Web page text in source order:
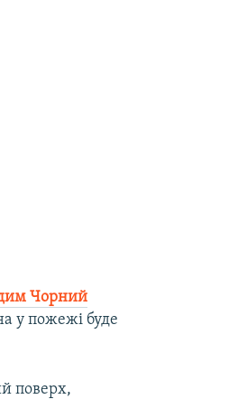
Чорний
у пожежі буде
поверх,